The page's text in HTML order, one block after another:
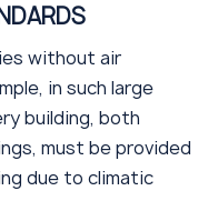
without air
in such large
building, both
must be provided
due to climatic